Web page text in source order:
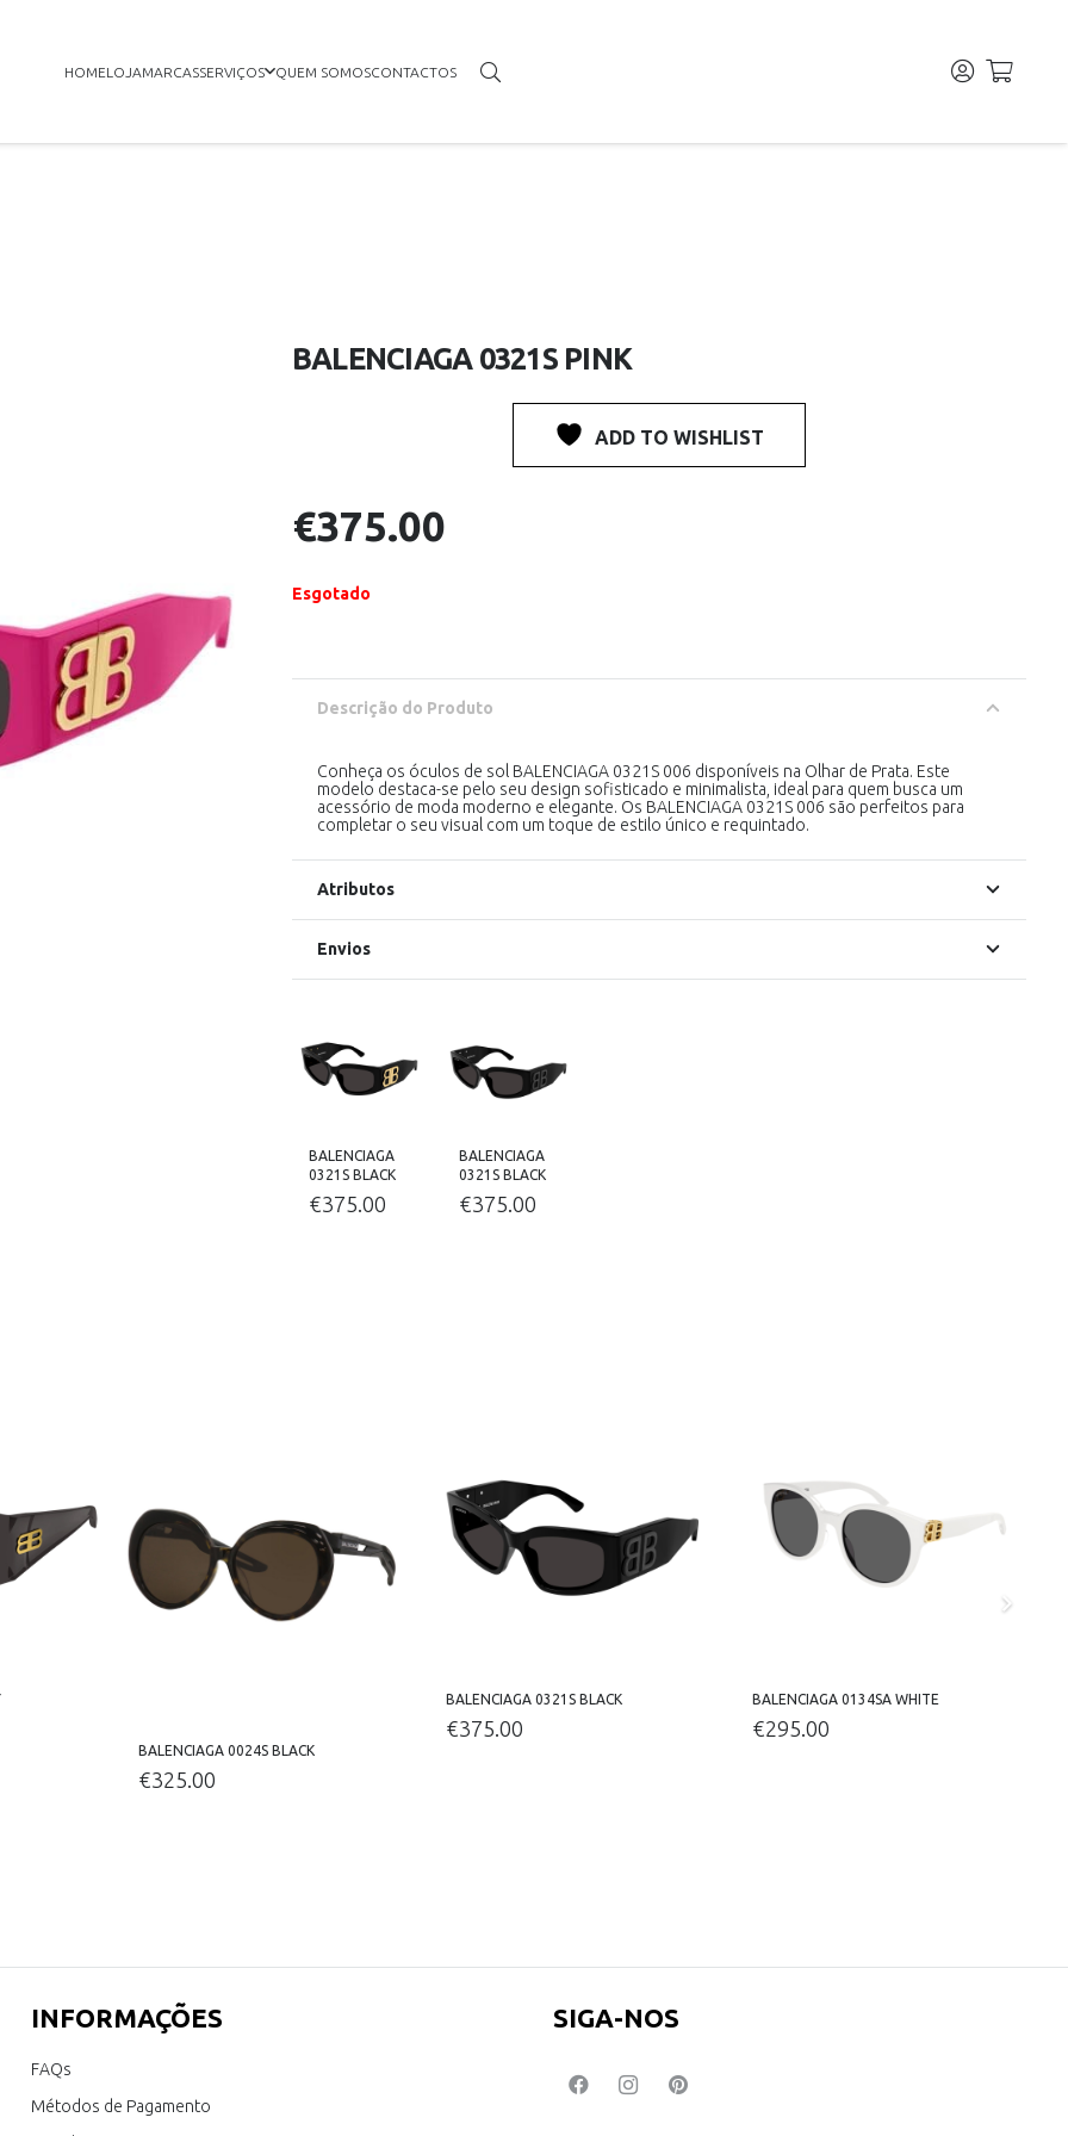
HOMELOJAMARCASSERVIÇOS QUEM SOMOSCONTACTOS
BALENCIAGA 0321S PINK
ADD TO WISHLIST
€375.00
Esgotado
Descrição do Produto
Conheça os óculos de sol BALENCIAGA 0321S 006 disponíveis na Olhar de Prata. Este
modelo destaca-se pelo seu design sofisticado e minimalista, ideal para quem busca um
acessório de moda moderno e elegante. Os BALENCIAGA 0321S 006 são perfeitos para
completar o seu visual com um toque de estilo único e requintado.
Atributos
Envios
BALENCIAGA
0321S BLACK
€375.00
BALENCIAGA
0321S BLACK
€375.00
BALENCIAGA 0024S BLACK
€325.00
BALENCIAGA 0321S BLACK
€375.00
BALENCIAGA 0134SA WHITE
€295.00
INFORMAÇÕES
FAQs
Métodos de Pagamento
SIGA-NOS